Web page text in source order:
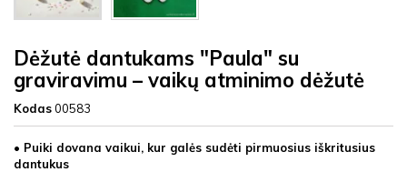
Dėžutė dantukams "Paula" su
graviravimu – vaikų atminimo dėžutė
Kodas00583
• Puiki dovana vaikui, kur galės sudėti pirmuosius iškritusius
dantukus